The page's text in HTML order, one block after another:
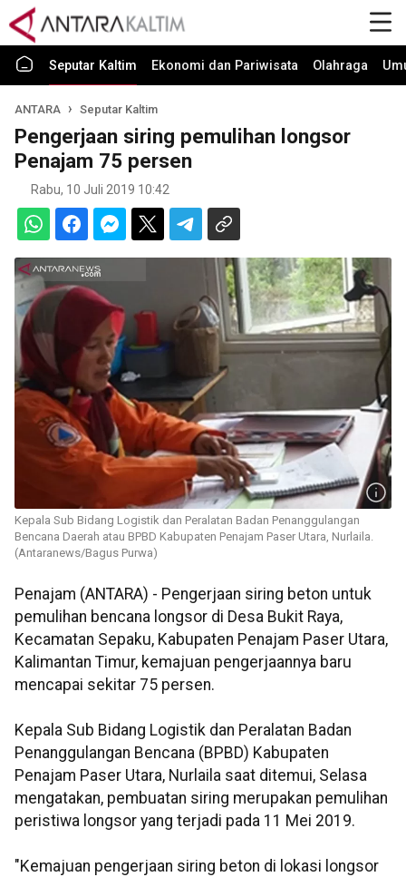
Seputar Kaltim Ekonomi dan Pariwisata Olahraga
ANTARA Seputar Kaltim
Pengerjaan siring pemulihan longsor
Penajam 75 persen
Rabu, 10 Juli 2019 10:42
Kepala Sub Bidang Logistik dan Peralatan Badan Penanggulangan
Bencana Daerah atau BPBD Kabupaten Penajam Paser Utara, Nurlaila.
(Antaranews/Bagus Purwa)
Penajam (ANTARA) - Pengerjaan siring beton untuk
pemulihan bencana longsor di Desa Bukit Raya,
Kecamatan Sepaku, Kabupaten Penajam Paser Utara,
Kalimantan Timur, kemajuan pengerjaannya baru
mencapai sekitar 75 persen.
Kepala Sub Bidang Logistik dan Peralatan Badan
Penanggulangan Bencana (BPBD) Kabupaten
Penajam Paser Utara, Nurlaila saat ditemui, Selasa
mengatakan, pembuatan siring merupakan pemulihan
peristiwa longsor yang terjadi pada 11 Mei 2019.
"Kemajuan pengerjaan siring beton di lokasi longsor